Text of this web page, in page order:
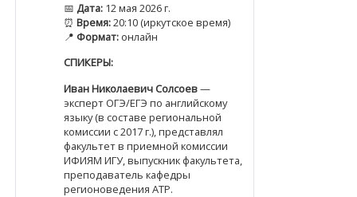
📅 Дата:12 мая 2026 г.
⏰ Время:20:10 (иркутское время)
📍 Формат:онлайн
СПИКЕРЫ:
Иван Николаевич Солсоев—
эксперт ОГЭ/ЕГЭ по английскому
языку (в составе региональной
комиссии с 2017 г.), представлял
факультет в приемной комиссии
ИФИЯМ ИГУ, выпускник факультета,
преподаватель кафедры
регионоведения АТР.